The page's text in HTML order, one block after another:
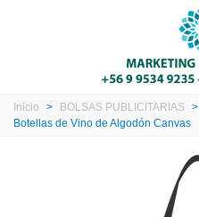
Inicio > BOLSAS PUBLICITARIAS >
Botellas de Vino de Algodón Canvas